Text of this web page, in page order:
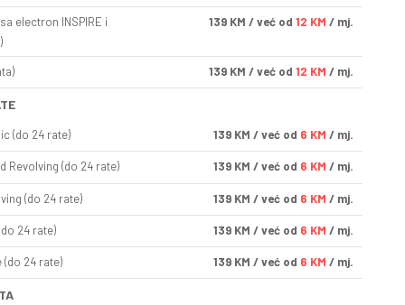
electron INSPIRE i
139 KM / već od 12 KM / mj.
139 KM / već od 12 KM / mj.
(do 24 rate) 139 KM / već od 6 KM / mj.
Revolving (do 24 rate) 139 KM / već od 6 KM / mj.
(do 24 rate) 139 KM / već od 6 KM / mj.
24 rate) 139 KM / već od 6 KM / mj.
(do 24 rate) 139 KM / već od 6 KM / mj.